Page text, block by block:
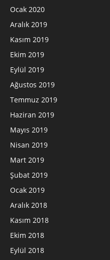
Ocak 2020
Aralık 2019
Kasım 2019
Ekim 2019
Eylül 2019
Ağustos 2019
Temmuz 2019
Haziran 2019
Mayıs 2019
Nisan 2019
Mart 2019
Şubat 2019
Ocak 2019
Aralık 2018
Kasım 2018
Ekim 2018
Eylül 2018